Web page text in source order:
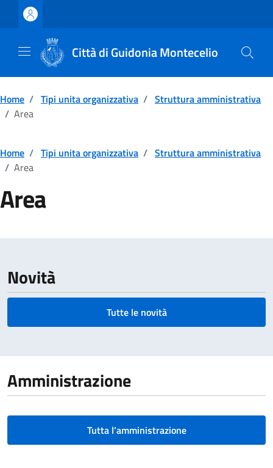
Vai ai contenuti
Vai al footer
Città di Guidonia Montecelio
Home / Tipi unita organizzativa / Struttura amministrativa
/ Area
Home / Tipi unita organizzativa / Struttura amministrativa
/ Area
Area
Dettagli della notizia
Novità
Tutte le novità
Amministrazione
Tutta l’amministrazione